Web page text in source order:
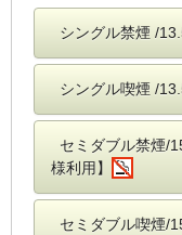
シングル禁煙 /
シングル喫煙 /
セミダブル禁煙/
様利用】
セミダブル喫煙/